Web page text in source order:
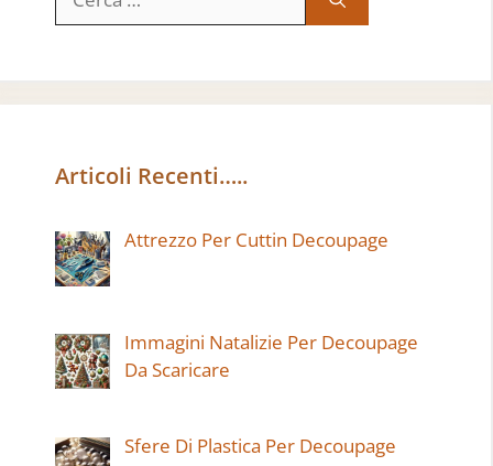
per:
Articoli Recenti…..
Attrezzo Per Cuttin Decoupage
Immagini Natalizie Per Decoupage
Da Scaricare
Sfere Di Plastica Per Decoupage